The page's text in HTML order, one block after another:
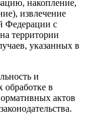
накопление,
извлечение
Федерации с
территории
указанных в
и
обработке в
актов